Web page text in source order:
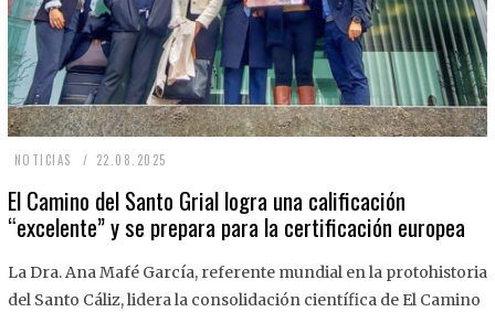
NOTICIAS 22.08.2025
.
8
El Camino del Santo Grial logra una calificación
“excelente” y se prepara para la certificación europea
La Dra. Ana Mafé García, referente mundial en la protohistoria
del Santo Cáliz, lidera la consolidación científica de El Camino